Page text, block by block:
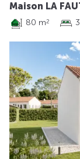
Maison LA
80 m2